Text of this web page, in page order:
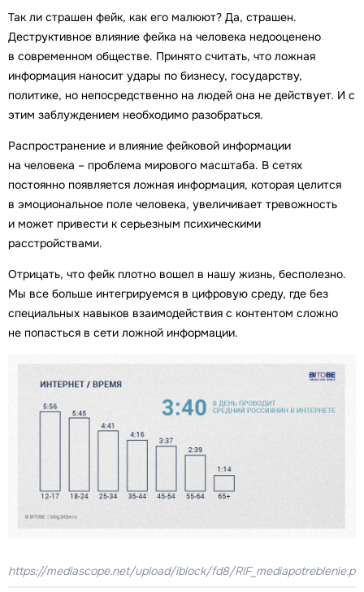
Так ли страшен фейк, как его малюют? Да, страшен.
Деструктивное влияние фейка на человека недооценено
в современном обществе. Принято считать, что ложная
информация наносит удары по бизнесу, государству,
политике, но непосредственно на людей она не действует. И с
этим заблуждением необходимо разобраться.
Распространение и влияние фейковой информации
на человека – проблема мирового масштаба. В сетях
постоянно появляется ложная информация, которая целится
в эмоциональное поле человека, увеличивает тревожность
и может привести к серьезным психическими
расстройствами.
Отрицать, что фейк плотно вошел в нашу жизнь, бесполезно.
Мы все больше интегрируемся в цифровую среду, где без
специальных навыков взаимодействия с контентом сложно
не попасться в сети ложной информации.
https://mediascope.net/upload/iblock/fd8/